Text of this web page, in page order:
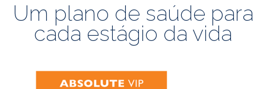
Um plano de saúde para
cada estágio da vida